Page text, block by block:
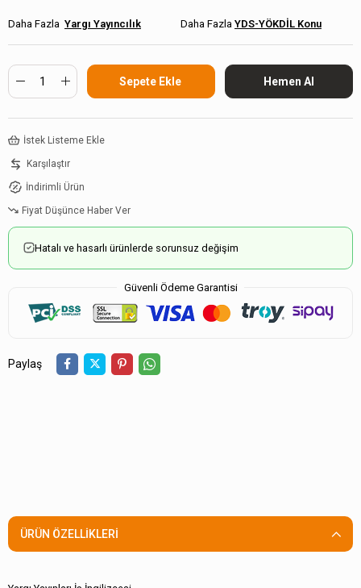
Yargı Yayıncılık YDS-YÖKDİL Konu
İstek Listeme Ekle
Karşılaştır
İndirimli Ürün
Fiyat Düşünce Haber Ver
Hatalı ve hasarlı ürünlerde sorunsuz değişim
Güvenli Ödeme Garantisi
Paylaş
ÜRÜN ÖZELLIKLERI